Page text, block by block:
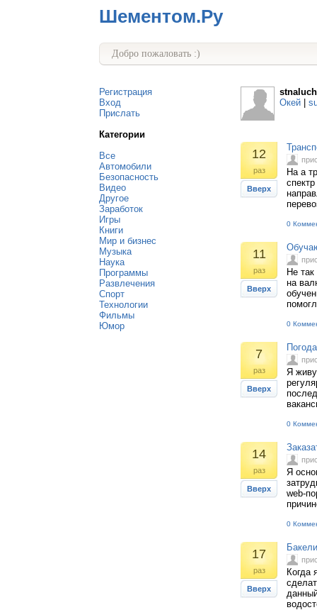
Шементом.Ру
Добро пожаловать :)
Регистрация
Вход
Прислать
Категории
Все
Автомобили
Безопасность
Видео
Другое
Заработок
Игры
Книги
Мир и бизнес
Музыка
Наука
Программы
Развлечения
Спорт
Технологии
Фильмы
Юмор
Окей
12
раз
Вверх
На а
0
11
раз
Вверх
Не
на
0
7
раз
Вверх
Я живу
0
14
раз
Вверх
Я
web-
0
17
раз
Вверх
Когда